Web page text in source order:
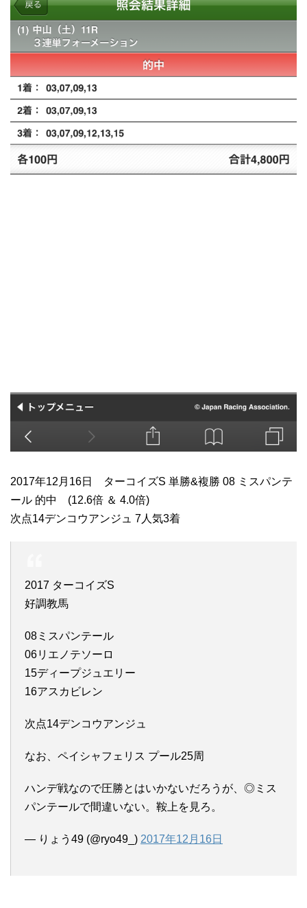
2017年12月16日 ターコイズS 単勝&複勝 08 ミスパンテ
ール 的中 (12.6倍 ＆ 4.0倍)
次点14デンコウアンジュ 7人気3着
2017 ターコイズS
好調教馬
08ミスパンテール
06リエノテソーロ
15ディープジュエリー
16アスカビレン
次点14デンコウアンジュ
なお、ペイシャフェリス プール25周
ハンデ戦なので圧勝とはいかないだろうが、◎ミス
パンテールで間違いない。鞍上を見ろ。
— りょう49 (@ryo49_) 2017年12月16日